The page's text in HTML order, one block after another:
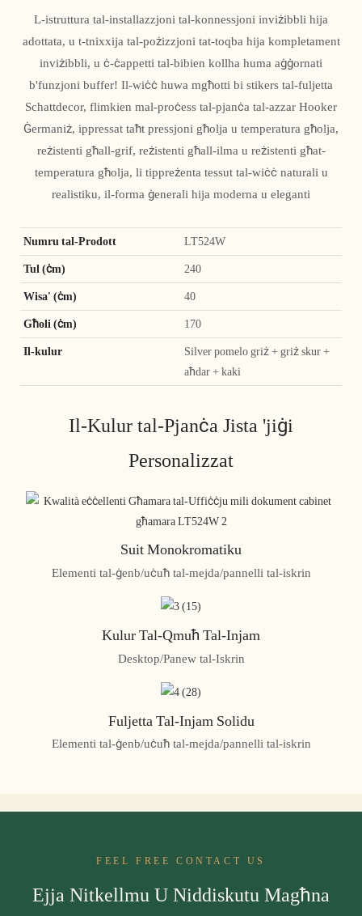
L-istruttura tal-installazzjoni tal-konnessjoni inviżibbli hija
adottata, u t-tnixxija tal-pożizzjoni tat-toqba hija kompletament
inviżibbli, u ċ-ċappetti tal-bibien kollha huma aġġornati
b'funzjoni buffer! Il-wiċċ huwa mgħotti bi stikers tal-fuljetta
Schattdecor, flimkien mal-proċess tal-pjanċa tal-azzar Hooker
Ġermaniż, ippressat taħt pressjoni għolja u temperatura għolja,
reżistenti għall-grif, reżistenti għall-ilma u reżistenti għat-
temperatura għolja, li tippreżenta tessut tal-wiċċ naturali u
realistiku, il-forma ġenerali hija moderna u eleganti
Numru tal-Prodott LT524W
Tul (ċm) 240
Wisa' (ċm) 40
Għoli (ċm) 170
Il-kulur
Silver pomelo griż + griż skur +
aħdar + kaki
Il-Kulur tal-Pjanċa Jista 'jiġi
Personalizzat
Suit Monokromatiku
Elementi tal-ġenb/uċuħ tal-mejda/pannelli tal-iskrin
Kulur Tal-Qmuħ Tal-Injam
Desktop/Panew tal-Iskrin
Fuljetta Tal-Injam Solidu
Elementi tal-ġenb/uċuħ tal-mejda/pannelli tal-iskrin
FEEL FREE CONTACT US
Ejja Nitkellmu U Niddiskutu Magħna